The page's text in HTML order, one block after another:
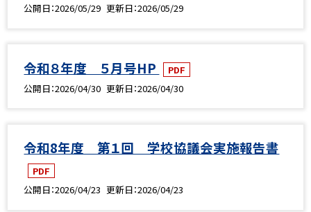
公開日 2026/05/29 更新日 2026/05/29
令和８年度 ５月号HP
PDF
公開日 2026/04/30 更新日 2026/04/30
令和8年度 第１回 学校協議会実施報告書
PDF
公開日 2026/04/23 更新日 2026/04/23